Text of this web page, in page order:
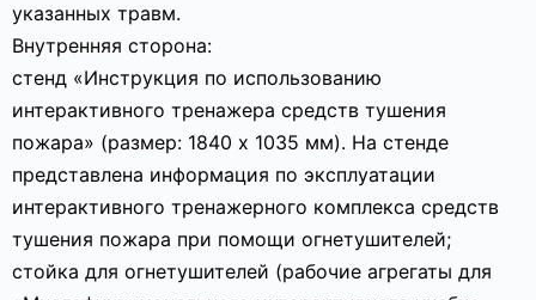
указанных травм.
Внутренняя сторона:
стенд «Инструкция по использованию
интерактивного тренажера средств тушения
пожара» (размер: 1840 х 1035 мм). На стенде
представлена информация по эксплуатации
интерактивного тренажерного комплекса средств
тушения пожара при помощи огнетушителей;
стойка для огнетушителей (рабочие агрегаты для